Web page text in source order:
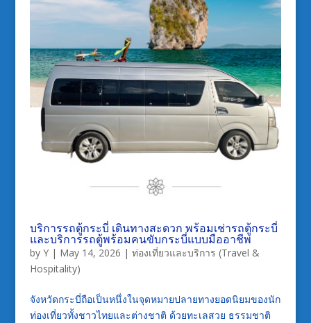
บริการรถตู้กระบี่ เดินทางสะดวก พร้อมเช่ารถตู้กระบี่
และบริการรถตู้พร้อมคนขับกระบี่แบบมืออาชีพ
by Y| May 14, 2026 | ท่องเที่ยวและบริการ (Travel &
Hospitality)
จังหวัดกระบี่ถือเป็นหนึ่งในจุดหมายปลายทางยอดนิยมของนัก
ท่องเที่ยวทั้งชาวไทยและต่างชาติ ด้วยทะเลสวย ธรรมชาติ